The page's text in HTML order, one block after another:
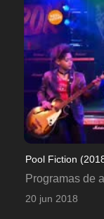
Pool Fiction
Programas de
20 jun 2018